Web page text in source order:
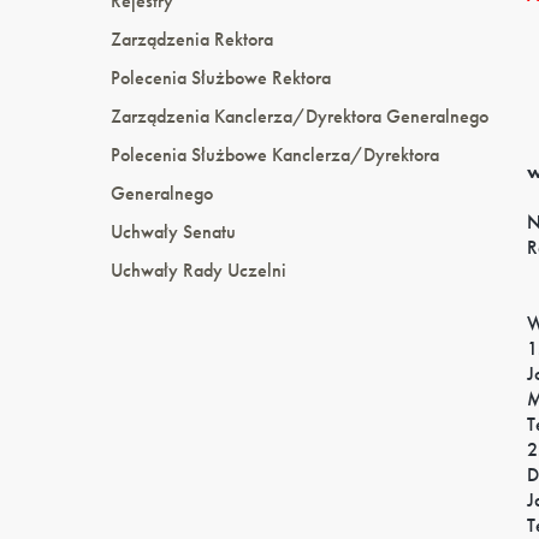
Zarządzenia Rektora
Polecenia Służbowe Rektora
Zarządzenia Kanclerza/Dyrektora Generalnego
Polecenia Służbowe Kanclerza/Dyrektora
Generalnego
Uchwały Senatu
Uchwały Rady Uczelni